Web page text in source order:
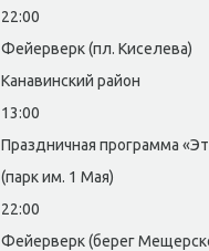
22:00
Фейерверк (пл. Киселева)
Канавинский район
13:00
Праздничная программа
(парк им. 1 Мая)
22:00
Фейерверк (берег